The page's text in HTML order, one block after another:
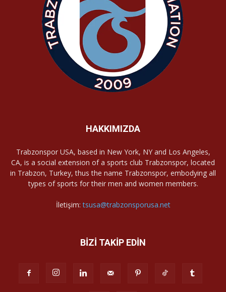
HAKKIMIZDA
Trabzonspor USA, based in New York, NY and Los Angeles,
CA, is a social extension of a sports club Trabzonspor, located
in Trabzon, Turkey, thus the name Trabzonspor, embodying all
types of sports for their men and women members.
İletişim:tsusa@trabzonsporusa.net
BİZİ TAKİP EDİN